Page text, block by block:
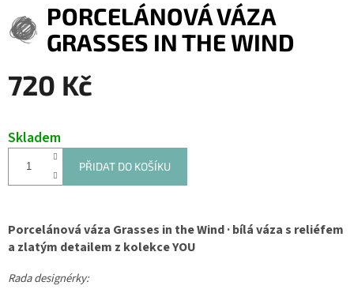
PORCELÁNOVÁ VÁZA
GRASSES IN THE WIND
720 Kč
Skladem
PŘIDAT DO KOŠÍKU
Porcelánová váza Grasses in the Wind · bílá váza s reliéfem
a zlatým detailem z kolekce YOU
Rada designérky: